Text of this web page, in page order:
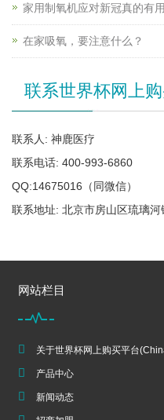
家用制氧机应对新冠真的有
在家吸氧，要注意什么？
联系世界杯网上
联系人: 神鹿医疗
联系电话: 400-993-6860
QQ:14675016（同微信）
联系地址: 北京市房山区琉璃河
网站栏目
关于世界杯网上购买平台
产品中心
新闻动态